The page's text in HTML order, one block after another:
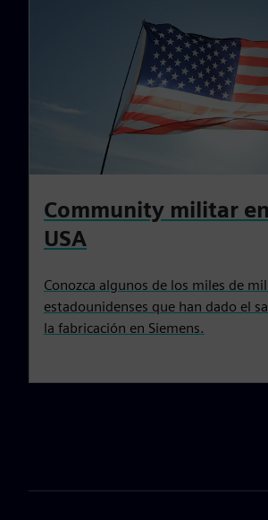
Community militar
USA
Conozca algunos de los miles de
estadounidenses que han dado el
la fabricación en Siemens.